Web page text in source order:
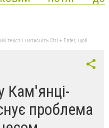
текст і натисніть Ctrl + Enter, щоб
Кам'янці-
проблема